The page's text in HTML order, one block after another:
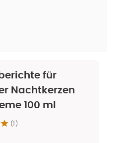
für
Nachtkerzen
100 ml
(1)